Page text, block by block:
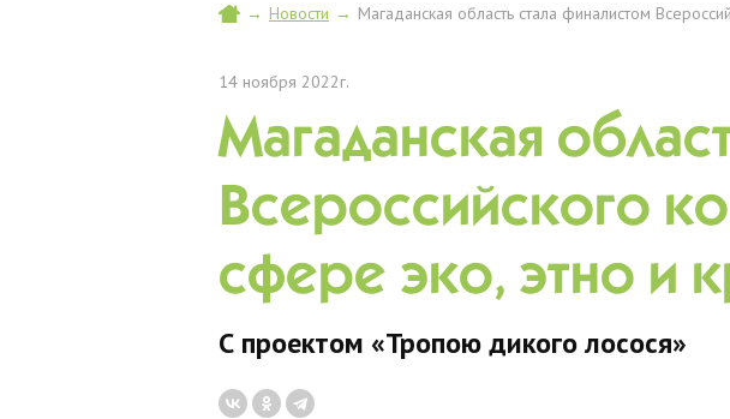
→ Новости → Магаданская область стала финалистом
14 ноября 2022г.
Магаданская
Всероссийского
сфере эко, этно и
С проектом «Тропою дикого лосося»